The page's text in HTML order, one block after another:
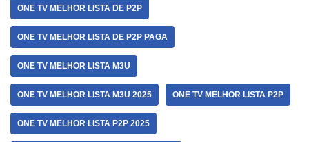
ONE TV MELHOR LISTA DE P2P
ONE TV MELHOR LISTA DE P2P PAGA
ONE TV MELHOR LISTA M3U
ONE TV MELHOR LISTA M3U 2025 ONE TV MELHOR LISTA P2P
ONE TV MELHOR LISTA P2P 2025